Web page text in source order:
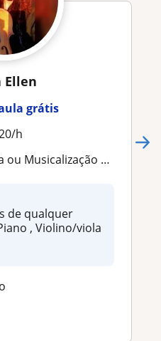
Ellen
grátis
h
Presencial ou online
de qualquer
, Violino/viola